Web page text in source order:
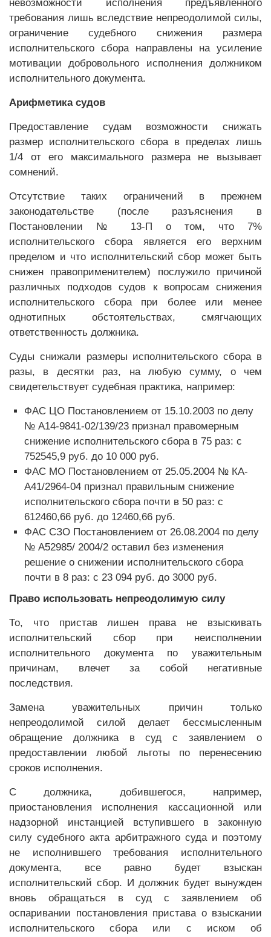
невозможности исполнения предъявленного
требования лишь вследствие непреодолимой силы,
ограничение судебного снижения размера
исполнительского сбора направлены на усиление
мотивации добровольного исполнения должником
исполнительного документа.
Арифметика судов
Предоставление судам возможности снижать
размер исполнительского сбора в пределах лишь
1/4 от его максимального размера не вызывает
сомнений.
Отсутствие таких ограничений в прежнем
законодательстве (после разъяснения в
Постановлении № 13-П о том, что 7%
исполнительского сбора является его верхним
пределом и что исполнительский сбор может быть
снижен правоприменителем) послужило причиной
различных подходов судов к вопросам снижения
исполнительского сбора при более или менее
однотипных обстоятельствах, смягчающих
ответственность должника.
Суды снижали размеры исполнительского сбора в
разы, в десятки раз, на любую сумму, о чем
свидетельствует судебная практика, например:
ФАС ЦО Постановлением от 15.10.2003 по делу
№ А14-9841-02/139/23 признал правомерным
снижение исполнительского сбора в 75 раз: с
752545,9 руб. до 10 000 руб.
ФАС МО Постановлением от 25.05.2004 № КА-
А41/2964-04 признал правильным снижение
исполнительского сбора почти в 50 раз: с
612460,66 руб. до 12460,66 руб.
ФАС СЗО Постановлением от 26.08.2004 по делу
№ А52985/ 2004/2 оставил без изменения
решение о снижении исполнительского сбора
почти в 8 раз: с 23 094 руб. до 3000 руб.
Право использовать непреодолимую силу
То, что пристав лишен права не взыскивать
исполнительский сбор при неисполнении
исполнительного документа по уважительным
причинам, влечет за собой негативные
последствия.
Замена уважительных причин только
непреодолимой силой делает бессмысленным
обращение должника в суд с заявлением о
предоставлении любой льготы по перенесению
сроков исполнения.
С должника, добившегося, например,
приостановления исполнения кассационной или
надзорной инстанцией вступившего в законную
силу судебного акта арбитражного суда и поэтому
не исполнившего требования исполнительного
документа, все равно будет взыскан
исполнительский сбор. И должник будет вынужден
вновь обращаться в суд с заявлением об
оспаривании постановления пристава о взыскании
исполнительского сбора или с иском об